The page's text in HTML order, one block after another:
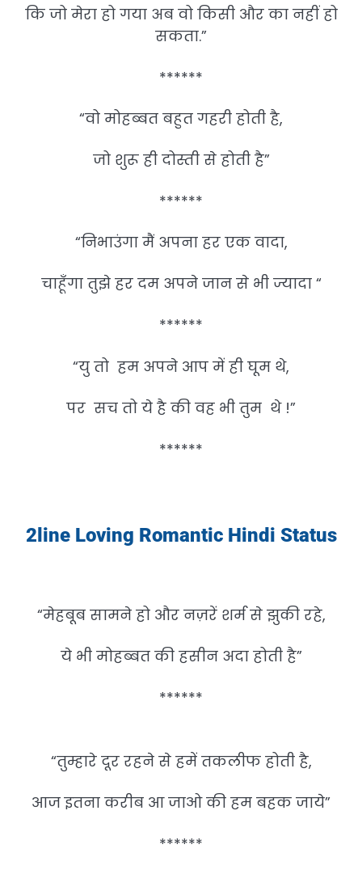
कि जो मेरा हो गया अब वो किसी और का नहीं हो
सकता.”
******
“वो मोहब्बत बहुत गहरी होती है,
जो शुरू ही दोस्ती से होती है”
******
“निभाउंगा मैं अपना हर एक वादा,
चाहूँगा तुझे हर दम अपने जान से भी ज्यादा “
******
“यु तो हम अपने आप में ही घूम थे,
पर सच तो ये है की वह भी तुम थे !”
******
2line Loving Romantic Hindi Status
“मेहबूब सामने हो और नज़रें शर्म से झुकी रहे,
ये भी मोहब्बत की हसीन अदा होती है”
******
“तुम्हारे दूर रहने से हमें तकलीफ होती है,
आज इतना करीब आ जाओ की हम बहक जाये”
******